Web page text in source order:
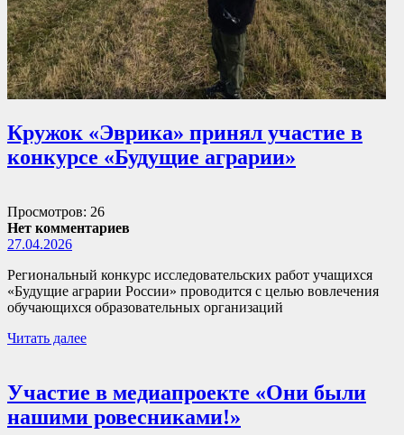
Кружок «Эврика» принял участие в
конкурсе «Будущие аграрии»
Просмотров: 26
Нет комментариев
27.04.2026
Региональный конкурс исследовательских работ учащихся
«Будущие аграрии России» проводится с целью вовлечения
обучающихся образовательных организаций
Читать далее
Участие в медиапроекте «Они были
нашими ровесниками!»